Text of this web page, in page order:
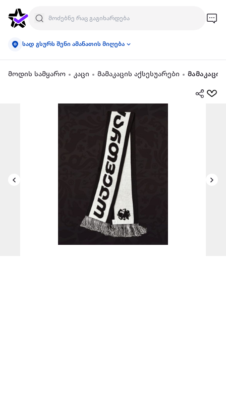
სად გსურს შენი ამანათის მიღება
მოდის სამყარო კაცი მამაკაცის აქსესუარები